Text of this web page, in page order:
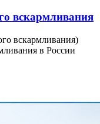
вскармливания
вскармливания)
в России